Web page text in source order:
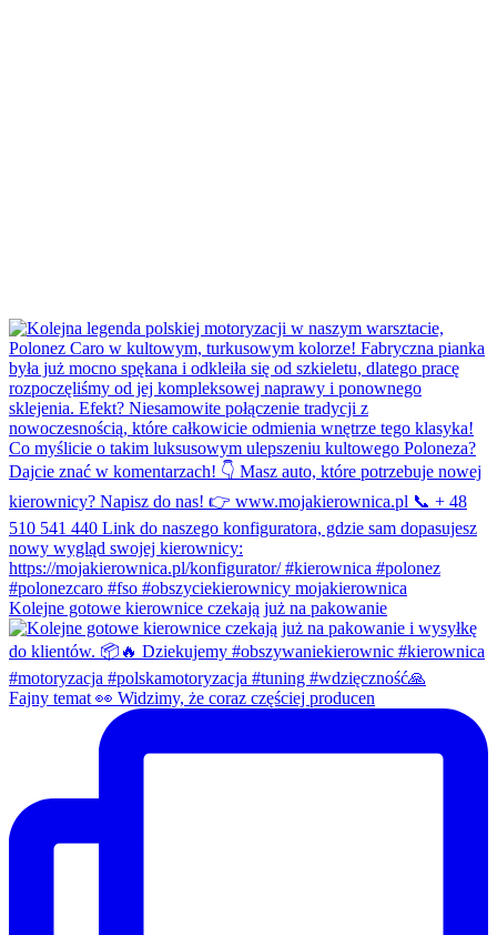
Kolejne gotowe kierownice czekają już na pakowanie
Fajny temat 👀 Widzimy, że coraz częściej producen